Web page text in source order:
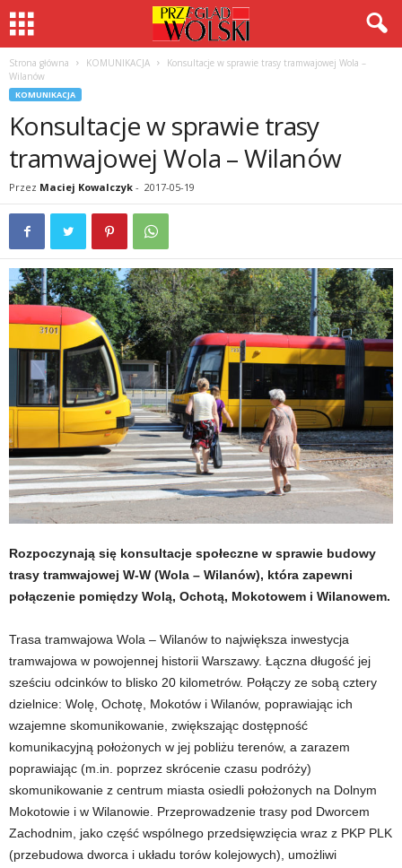
Strona główna KOMUNIKACJA
Konsultacje w sprawie trasy tramwajowej Wola –
Wilanów
KOMUNIKACJA
Konsultacje w sprawie trasy
tramwajowej Wola – Wilanów
Przez Maciej Kowalczyk - 2017-05-19
Rozpoczynają się konsultacje społeczne w sprawie budowy
trasy tramwajowej W-W (Wola – Wilanów), która zapewni
połączenie pomiędzy Wolą, Ochotą, Mokotowem i Wilanowem.
Trasa tramwajowa Wola – Wilanów to największa inwestycja
tramwajowa w powojennej historii Warszawy. Łączna długość jej
sześciu odcinków to blisko 20 kilometrów. Połączy ze sobą cztery
dzielnice: Wolę, Ochotę, Mokotów i Wilanów, poprawiając ich
wzajemne skomunikowanie, zwiększając dostępność
komunikacyjną położonych w jej pobliżu terenów, a zarazem
poprawiając (m.in. poprzez skrócenie czasu podróży)
skomunikowanie z centrum miasta osiedli położonych na Dolnym
Mokotowie i w Wilanowie. Przeprowadzenie trasy pod Dworcem
Zachodnim, jako część wspólnego przedsięwzięcia wraz z PKP PLK
(przebudowa dworca i układu torów kolejowych), umożliwi